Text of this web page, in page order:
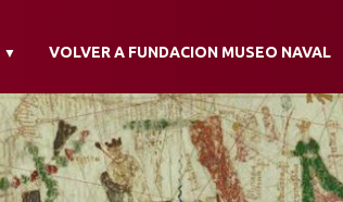
▼ VOLVER A FUNDACION MUSEO NAVAL